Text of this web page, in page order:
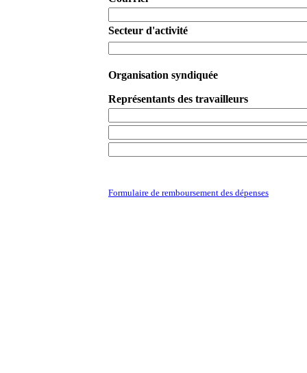
Secteur d'activité
Organisation syndiquée
Représentants des travailleurs
Formulaire de remboursement des dépenses